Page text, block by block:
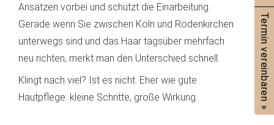
Termin vereinbaren »
Ansätzen vorbei und schützt die Einarbeitung.
Gerade wenn Sie zwischen Köln und Rodenkirchen
unterwegs sind und das Haar tagsüber mehrfach
neu richten, merkt man den Unterschied schnell.
Klingt nach viel? Ist es nicht. Eher wie gute
Hautpflege: kleine Schritte, große Wirkung.